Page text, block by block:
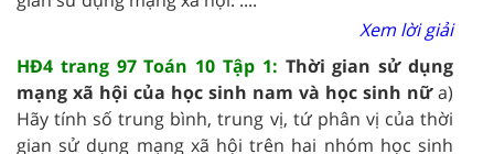
Xem lời giải
HĐ4 trang 97 Toán 10 Tập 1: Thời gian sử dụng
mạng xã hội của học sinh nam và học sinh nữa)
Hãy tính số trung bình, trung vị, tứ phân vị của thời
gian sử dụng mạng xã hội trên hai nhóm học sinh